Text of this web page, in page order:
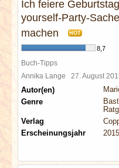
Ich feiere
yourself-Party-
machen
HOT
8,7
Buch-Tipps
Annika Lange 27. August
Autor(en)
Genre
Verlag
Erscheinungsjahr
2015